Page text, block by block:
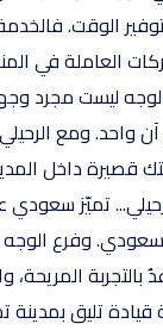
الوقت.
العاملة في
ليست مجرد
ومع
قصيرة داخل
تميّز
وفرع
قيادة تليق